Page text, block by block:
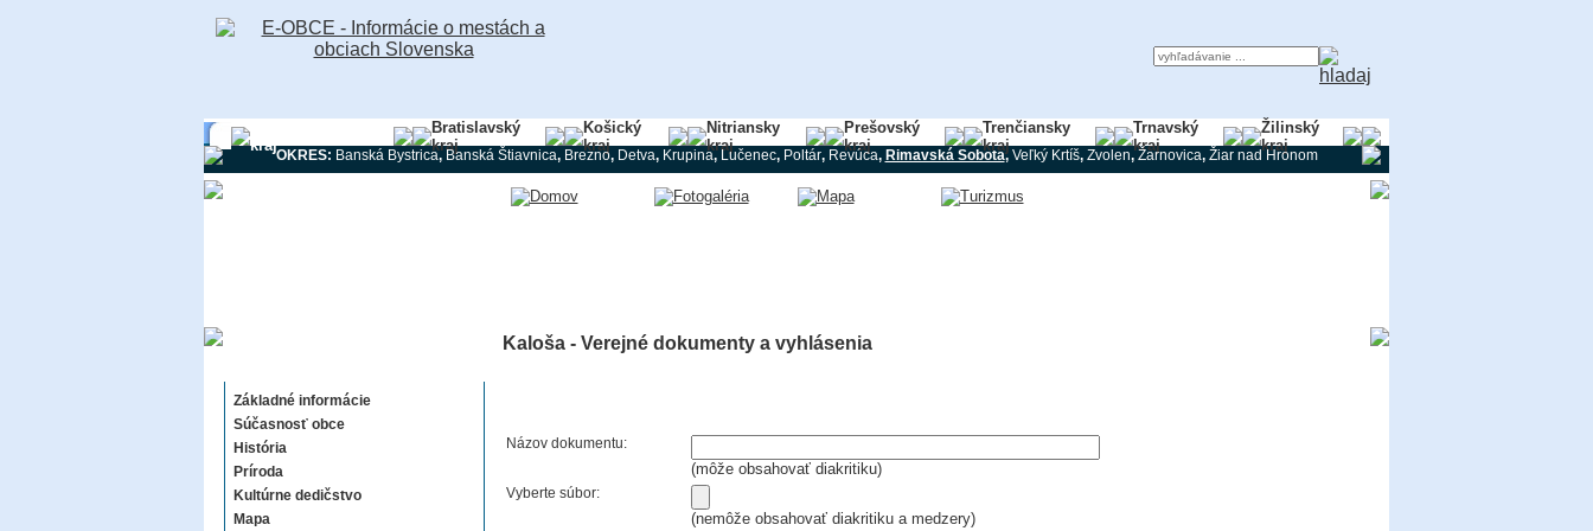
kraj
Bratislavský
kraj
Košický
kraj
Nitriansky
kraj
Prešovský
kraj
Trenčiansky
kraj
Trnavský
kraj
Žilinský
kraj
OKRES: Banská Bystrica, Banská Štiavnica, Brezno, Detva, Krupina, Lučenec, Poltár, Revúca, Rimavská Sobota, Veľký Krtíš, Zvolen,Žarnovica, Žiar nad Hronom
Základné informácie
Súčasnosť obce
História
Príroda
Kultúrne dedičstvo
Mapa
Kaloša - Verejné dokumenty a vyhlásenia
Názov dokumentu:
(môže obsahovať diakritiku)
Vyberte súbor:
(nemôže obsahovať diakritiku a medzery)